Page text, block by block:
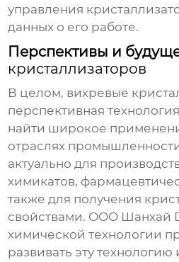
управления
данных о его работе.
Перспективы и
кристаллизаторов
В целом, вихревые
перспективная
найти широкое
отраслях
актуально для
химикатов,
также для получения
свойствами. ООО Шанхай
химической технологии
развивать эту технологию